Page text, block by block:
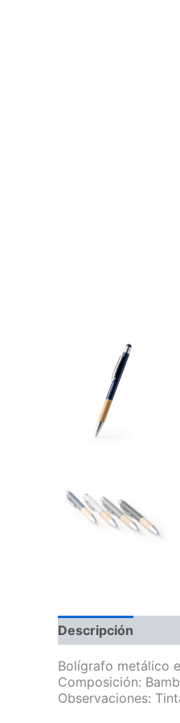
Descripción
Bolígrafo metálico
Composición:
Observaciones: